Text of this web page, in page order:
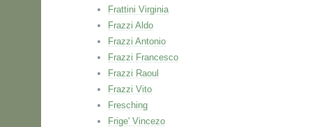
Frattini Virginia
Frazzi Aldo
Frazzi Antonio
Frazzi Francesco
Frazzi Raoul
Frazzi Vito
Fresching
Frige' Vincezo